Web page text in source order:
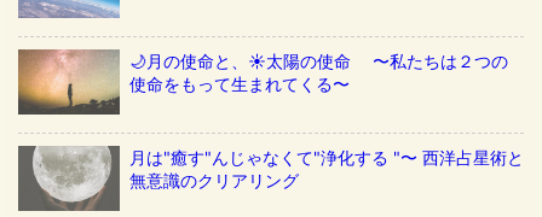
🌙月の使命と、☀️太陽の使命 〜私たちは２つの
使命をもって生まれてくる〜
月は"癒す"んじゃなくて"浄化する "〜 西洋占星術と
無意識のクリアリング